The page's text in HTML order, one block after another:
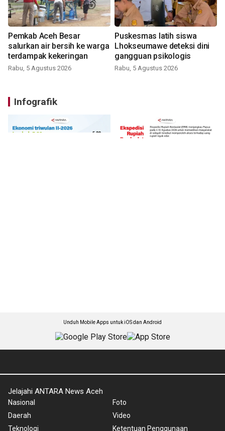
Pemkab Aceh Besar
salurkan air bersih ke warga
terdampak kekeringan
Rabu, 5 Agustus 2026
Puskesmas latih siswa
Lhokseumawe deteksi dini
gangguan psikologis
Rabu, 5 Agustus 2026
Infografik
Unduh Mobile Apps untuk iOS dan Android
Jelajahi ANTARA News Aceh
Nasional
Daerah
Teknologi
Foto
Video
Ketentuan Penggunaan